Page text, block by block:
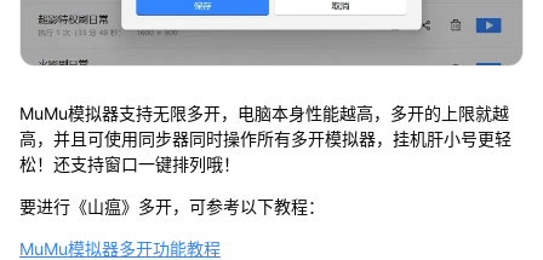
MuMu模拟器支持无限多开，电脑本身性能越高，多开的上限就越
高，并且可使用同步器同时操作所有多开模拟器，挂机肝小号更轻
松！还支持窗口一键排列哦！
要进行《山瘟》多开，可参考以下教程：
MuMu模拟器多开功能教程